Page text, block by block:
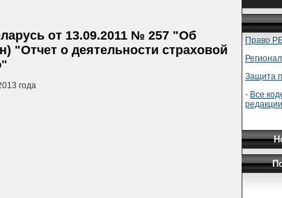
от 13.09.2011 № 257 "Об
"Отчет о деятельности страховой
года
Право
Защита
- Все